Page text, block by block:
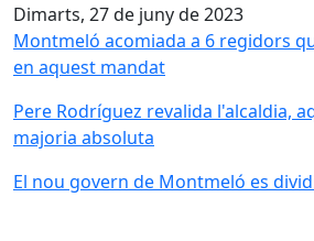
Dimarts, 27 de juny de 2023
Montmeló acomiada a 6 regidors
en aquest mandat
Pere Rodríguez revalida l'alcaldia,
majoria absoluta
El nou govern de Montmeló es